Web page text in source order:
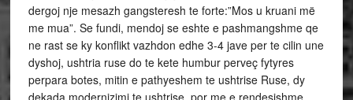
dergoj nje mesazh gangsteresh te forte:”Mos u kruani më
me mua”. Se fundi, mendoj se eshte e pashmangshme qe
ne rast se ky konflikt vazhdon edhe 3-4 jave per te cilin une
dyshoj, ushtria ruse do te kete humbur perveç fytyres
perpara botes, mitin e pathyeshem te ushtrise Ruse, dy
dekada modernizimi te ushtrise, por me e rendesishme